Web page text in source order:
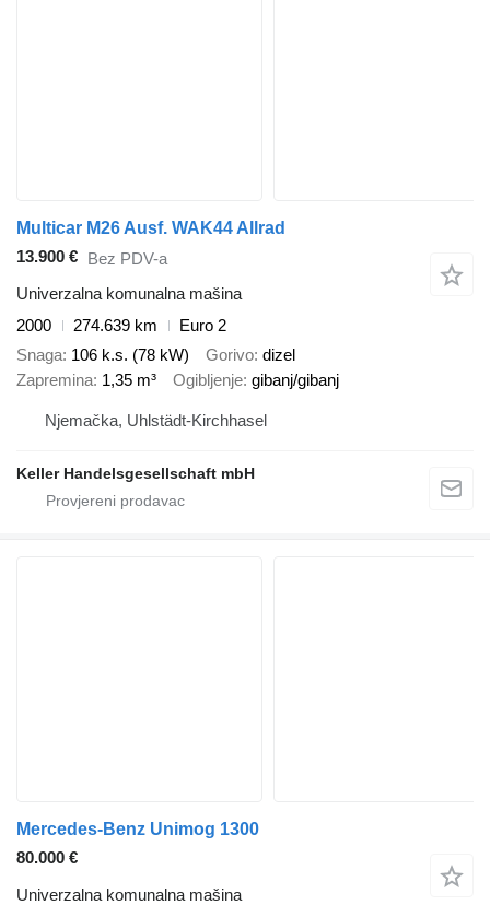
Multicar M26 Ausf. WAK44 Allrad
13.900 € Bez PDV-a
Univerzalna komunalna mašina
2000
274.639 km
Euro 2
Snaga 106 k.s. (78 kW) Gorivo dizel
Zapremina 1,35 m³ Ogibljenje gibanj/gibanj
Njemačka, Uhlstädt-Kirchhasel
Keller Handelsgesellschaft mbH
Mercedes-Benz Unimog 1300
80.000 €
Univerzalna komunalna mašina